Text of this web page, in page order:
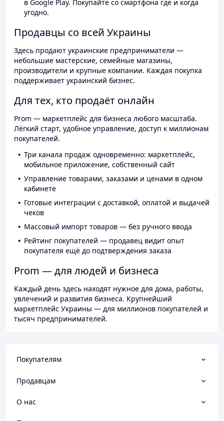
в Google Play. Покупайте со смартфона где и когда
угодно.
Продавцы со всей Украины
Здесь продают украинские предприниматели —
небольшие мастерские, семейные магазины,
производители и крупные компании. Каждая покупка
поддерживает украинский бизнес.
Для тех, кто продаёт онлайн
Prom — маркетплейс для бизнеса любого масштаба.
Лёгкий старт, удобное управление, доступ к миллионам
покупателей.
Три канала продаж одновременно: маркетплейс,
мобильное приложение, собственный сайт
Управление товарами, заказами и ценами в одном
кабинете
Готовые интеграции с доставкой, оплатой и выдачей
чеков
Массовый импорт товаров — без ручного ввода
Рейтинг покупателей — продавец видит опыт
покупателя ещё до подтверждения заказа
Prom — для людей и бизнеса
Каждый день здесь находят нужное для дома, работы,
увлечений и развития бизнеса. Крупнейший
маркетплейс Украины — для миллионов покупателей и
тысяч предпринимателей.
Покупателям
Продавцам
О нас